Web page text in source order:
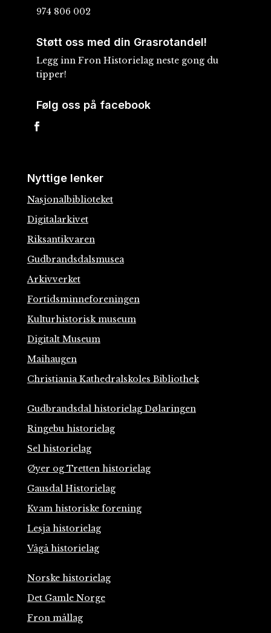
974 806 002
Støtt oss med din Grasrotandel!
Legg inn Fron Historielag neste gong du
tipper!
Følg oss på facebook
Nyttige lenker
Nasjonalbiblioteket
Digitalarkivet
Riksantikvaren
Gudbrandsdalsmusea
Arkivverket
Fortidsminneforeningen
Kulturhistorisk museum
Digitalt Museum
Maihaugen
Christiania Kathedralskoles Bibliothek
Gudbrandsdal historielag Dølaringen
Ringebu historielag
Sel historielag
Øyer og Tretten historielag
Gausdal Historielag
Kvam historiske forening
Lesja historielag
Vågå historielag
Norske historielag
Det Gamle Norge
Fron mållag